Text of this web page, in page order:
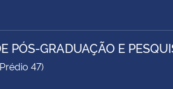
PÓS-GRADUAÇÃO E
47)